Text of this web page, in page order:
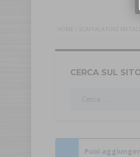
SCAFFALATURE
CERCA SUL
Puoi